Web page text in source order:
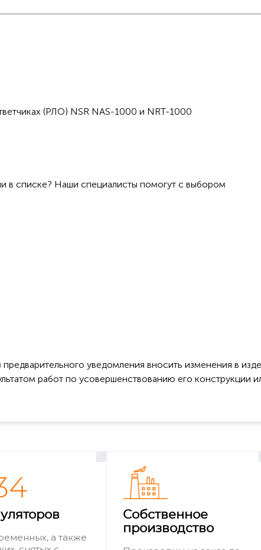
(РЛО) NSR NAS-1000 и NRT-1000
в списке? Наши специалисты помогут с выбором
уведомления вносить изменения в
работ по усовершенствованию его конструкции
а также
Собственное
производство